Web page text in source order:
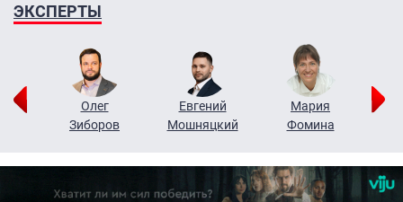
ЭКСПЕРТЫ
Олег
Зиборов
Евгений
Мошняцкий
Мария
Фомина